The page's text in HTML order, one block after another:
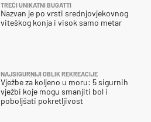
NAJSIGURNIJI OBLIK REKREACIJE
Vježbe za koljeno u moru: 5 sigurnih
vježbi koje mogu smanjiti bol i
poboljšati pokretljivost
TREĆI UNIKATNI BUGATTI
Nazvan je po vrsti srednjovjekovnog
viteškog konja i visok samo metar